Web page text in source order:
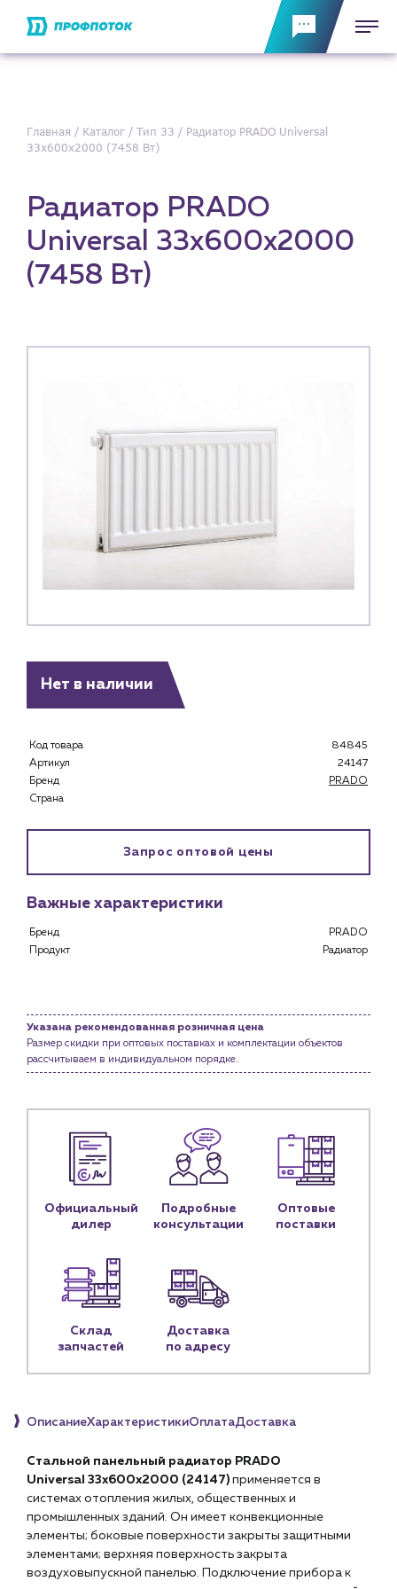
Снабженцам и подрядным организациям
Услуги
Водоснабжение и теплоснабжение
Портфолио
Новости
Контакты
Контактные данные
Чат-бот
sales@profpotok.ru
г. Краснодар, ул. Российская, 63
Главная Каталог Тип 33
Радиатор PRADO Universal
33х600х2000 (7458 Вт)
Радиатор PRADO
Universal 33х600х2000
(7458 Вт)
Нет в наличии
Код товара
84845
Артикул
24147
Бренд
PRADO
Страна
Запрос оптовой цены
Важные характеристики
Бренд
PRADO
Продукт
Радиатор
Указана рекомендованная розничная цена
Размер скидки при оптовых поставках и комплектации объектов
рассчитываем в индивидуальном порядке.
Официальный
дилер
Подробные
консультации
Оптовые
поставки
Склад
запчастей
Доставка
по адресу
ОписаниеХарактеристикиОплатаДоставка
Стальной панельный радиатор PRADO
Universal 33х600х2000 (24147) применяется в
системах отопления жилых, общественных и
промышленных зданий. Он имеет конвекционные
элементы; боковые поверхности закрыты защитными
элементами; верхняя поверхность закрыта
воздуховыпускной панелью. Подключение прибора к